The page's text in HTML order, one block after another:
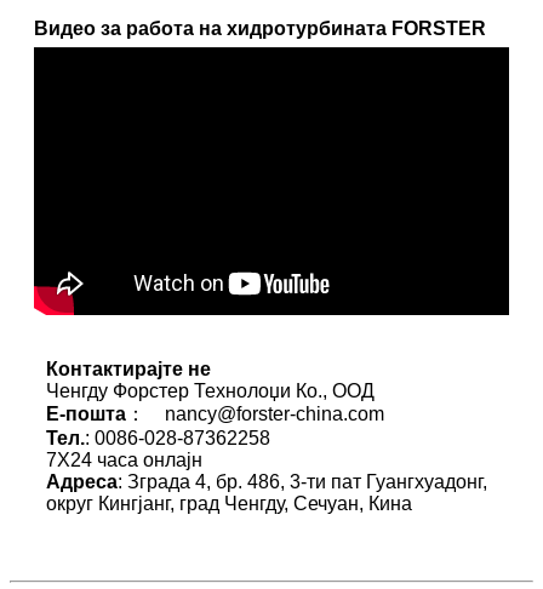
Видео за работа на хидротурбината FORSTER
Контактирајте не
Ченгду Форстер Технолоџи Ко., ООД
Е-пошта ： nancy@forster-china.com
Тел.: 0086-028-87362258
7X24 часа онлајн
Адреса: Зграда 4, бр. 486, 3-ти пат Гуангхуадонг,
округ Кингјанг, град Ченгду, Сечуан, Кина